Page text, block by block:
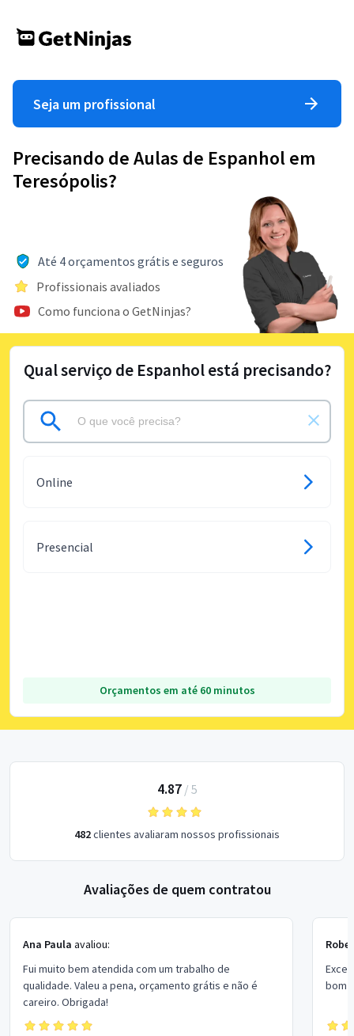
Seja um profissional
Precisando de Aulas de Espanhol em
Teresópolis?
Até 4 orçamentos grátis e seguros
Profissionais avaliados
Como funciona o GetNinjas?
Qual serviço de Espanhol está precisando?
Online
Presencial
Orçamentos em até 60 minutos
4.87/ 5
482clientes avaliaram nossos profissionais
Avaliações de quem contratou
Ana Paula avaliou:
Fui muito bem atendida com um trabalho de
qualidade. Valeu a pena, orçamento grátis e não é
careiro. Obrigada!
bom